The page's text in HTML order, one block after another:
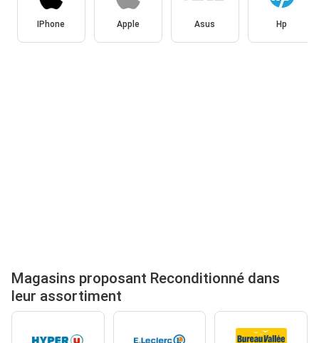
IPhone Apple Asus Hp
Magasins proposant Reconditionné dans
leur assortiment